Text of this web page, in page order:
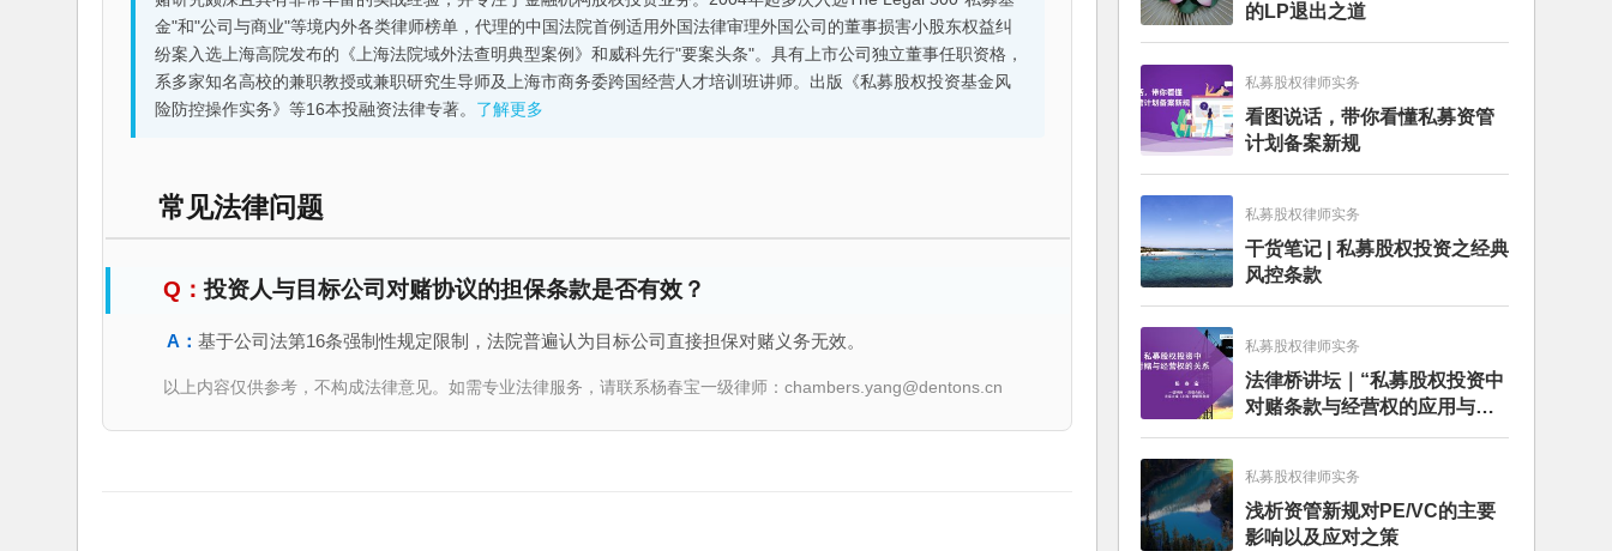
金"和"公司与商业"等境内外各类律师榜单，代理的中国法院首例适用外国法律审理外国公司的董事损害小股东权益纠
纷案入选上海高院发布的《上海法院域外法查明典型案例》和威科先行"要案头条"。具有上市公司独立董事任职资格，
系多家知名高校的兼职教授或兼职研究生导师及上海市商务委跨国经营人才培训班讲师。出版《私募股权投资基金风
险防控操作实务》等16本投融资法律专著。 了解更多
常见法律问题
投资人与目标公司对赌协议的担保条款是否有效？
基于公司法第16条强制性规定限制，法院普遍认为目标公司直接担保对赌义务无效。
以上内容仅供参考，不构成法律意见。如需专业法律服务，请联系杨春宝一级律师：chambers.yang@dentons.cn
的LP退出之道
私募股权律师实务
看图说话，带你看懂私募资管
计划备案新规
私募股权律师实务
干货笔记 | 私募股权投资之经典
风控条款
私募股权律师实务
法律桥讲坛｜“私募股权投资中
对赌条款与经营权的应用与案
例分析”讲座成功举办
私募股权律师实务
浅析资管新规对PE/VC的主要
影响以及应对之策